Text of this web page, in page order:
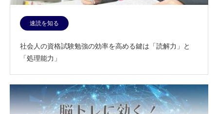
速読を知る
社会人の資格試験勉強の効率を高める鍵は「読解力」と
「処理能力」